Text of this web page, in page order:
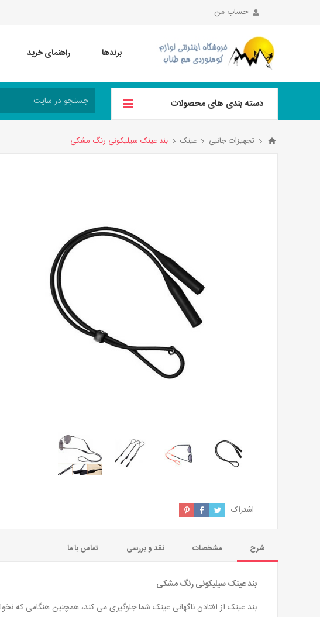
حساب من
برندها راهنمای خرید
دسته بندی های محصولات
تجهیزات جانبی عینک بند عینک سیلیکونی رنگ مشکی
اشتراک:
شرح مشخصات نقد و بررسی تماس با ما
بند عینک سیلیکونی رنگ مشکی
بند عینک از افتادن ناگهانی عینک شما جلوگیری می کند، همچنین هنگامی که